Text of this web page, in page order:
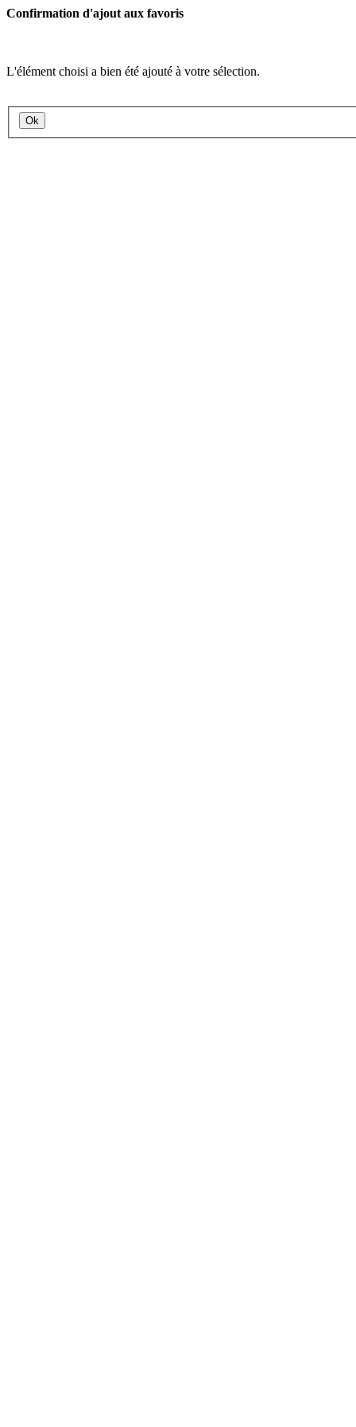
Confirmation d'ajout aux favoris
L'élément choisi a bien été ajouté à votre sélection.